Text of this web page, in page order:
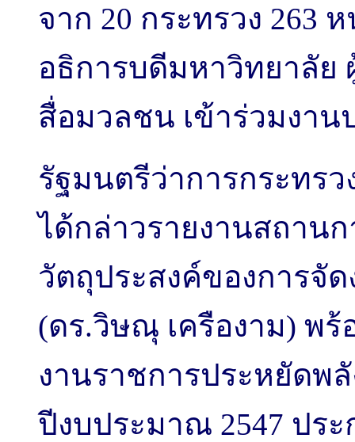
จาก 20 กระทรวง 263
อธิการบดีมหาวิทยาลัย
สื่อมวลชน เข้าร่วมงา
รัฐมนตรีว่าการกระทร
ได้กล่าวรายงานสถาน
วัตถุประสงค์ของการจั
(ดร.วิษณุ เครืองาม) พ
งานราชการประหยัดพ
ปีงบประมาณ 2547 ปร